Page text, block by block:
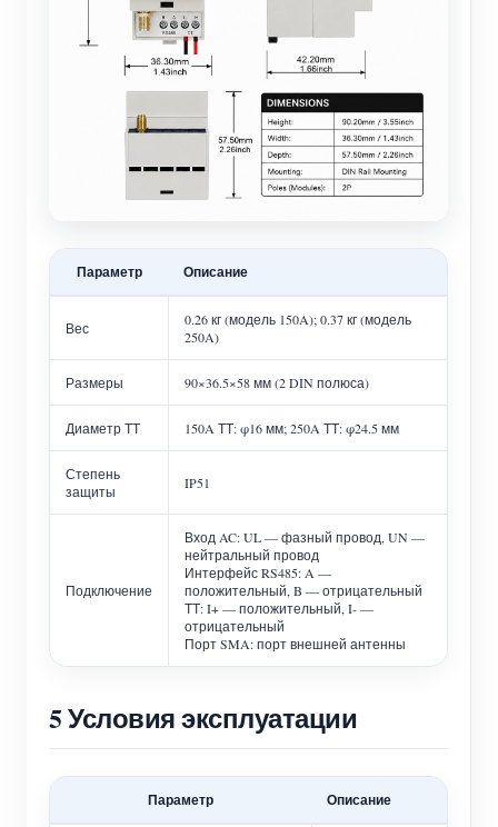
Параметр Описание
Вес
0.26 кг (модель 150A); 0.37 кг (модель
250A)
Размеры 90×36.5×58 мм (2 DIN полюса)
Диаметр ТТ 150A ТТ: φ16 мм; 250A ТТ: φ24.5 мм
Степень
защиты
IP51
Подключение
Вход AC: UL — фазный провод, UN —
нейтральный провод
Интерфейс RS485: A —
положительный, B — отрицательный
ТТ: I+ — положительный, I- —
отрицательный
Порт SMA: порт внешней антенны
5 Условия эксплуатации
Параметр Описание